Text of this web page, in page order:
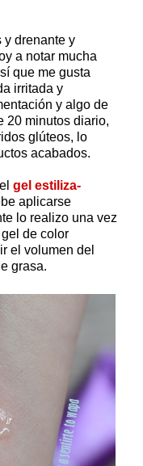
y drenante y
a notar mucha
que me gusta
irritada y
y algo de
20 minutos diario,
glúteos, lo
acabados.
gel estiliza-
aplicarse
lo realizo una vez
de color
el volumen del
grasa.